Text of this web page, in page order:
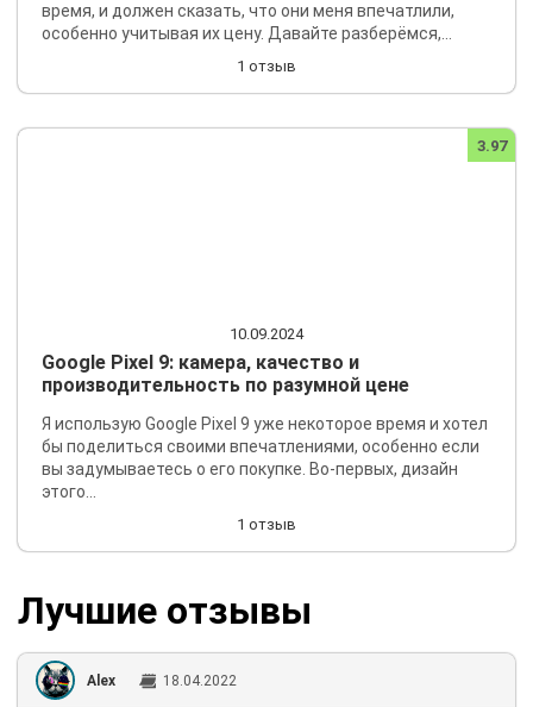
время, и должен сказать, что они меня впечатлили,
особенно учитывая их цену. Давайте разберёмся,...
1 отзыв
3.97
10.09.2024
Google Pixel 9: камера, качество и
производительность по разумной цене
Я использую Google Pixel 9 уже некоторое время и хотел
бы поделиться своими впечатлениями, особенно если
вы задумываетесь о его покупке. Во-первых, дизайн
этого...
1 отзыв
Лучшие отзывы
Alex 18.04.2022